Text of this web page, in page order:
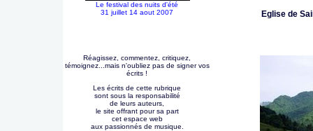
Le festival des nuits d'été
31 juillet 14 aout 2007
Réagissez, commentez, critiquez,
témoignez...mais n'oubliez pas de signer vos
écrits !
Les écrits de cette rubrique
sont sous la responsabilité
de leurs auteurs,
le site offrant pour sa part
cet espace web
aux passionnés de musique.
Eglise de